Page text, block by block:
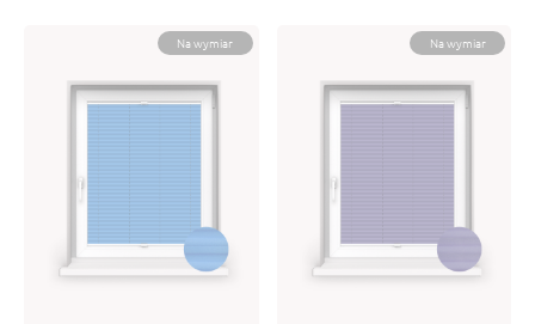
Na wymiar Na wymiar